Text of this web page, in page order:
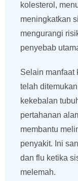
kolesterol,
meningkatkan
mengurangi
penyebab
Selain manfaat
telah
kekebalan
pertahanan
membantu
penyakit. Ini
dan flu ketika
melemah.